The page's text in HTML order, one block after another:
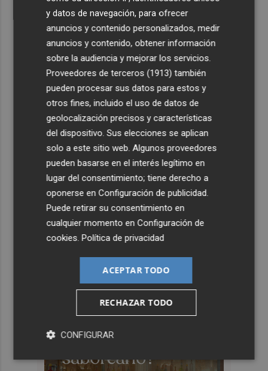
y datos de navegación, para ofrecer
anuncios y contenido personalizados, medir
anuncios y contenido, obtener información
sobre la audiencia y mejorar los servicios.
Proveedores de terceros (1913) también
pueden procesar sus datos para estos y
otros fines, incluido el uso de datos de
geolocalización precisos y características
del dispositivo. Sus elecciones se aplican
solo a este sitio web. Algunos proveedores
pueden basarse en el interés legítimo en
lugar del consentimiento; tiene derecho a
oponerse enConfiguración de publicidad.
Puede retirar su consentimiento en
cualquier momento enConfiguración de
cookies.Política de privacidad
ACEPTAR TODO
RECHAZAR TODO
CONFIGURAR